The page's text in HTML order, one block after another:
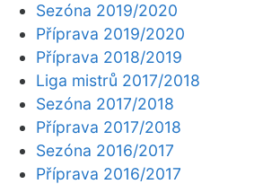
Sezóna 2019/2020
Příprava 2019/2020
Příprava 2018/2019
Liga mistrů 2017/2018
Sezóna 2017/2018
Příprava 2017/2018
Sezóna 2016/2017
Příprava 2016/2017